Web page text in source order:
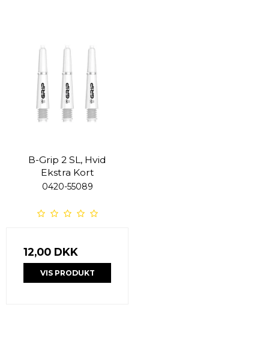
B-Grip 2 SL, Hvid
Ekstra Kort
0420-55089
12,00 DKK
VIS PRODUKT